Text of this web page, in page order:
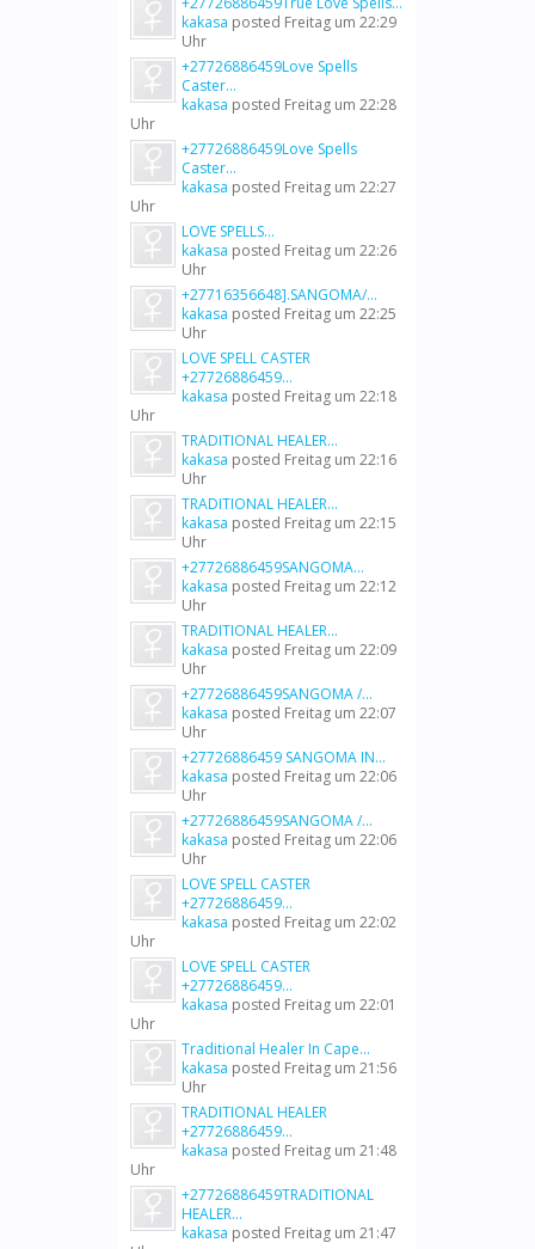
kakasa posted Freitag um 22:29
Uhr
+27726886459Love Spells
Caster...
kakasa posted Freitag um 22:28
Uhr
+27726886459Love Spells
Caster...
kakasa posted Freitag um 22:27
Uhr
LOVE SPELLS...
kakasa posted Freitag um 22:26
Uhr
+27716356648].SANGOMA/...
kakasa posted Freitag um 22:25
Uhr
LOVE SPELL CASTER
+27726886459...
kakasa posted Freitag um 22:18
Uhr
TRADITIONAL HEALER...
kakasa posted Freitag um 22:16
Uhr
TRADITIONAL HEALER...
kakasa posted Freitag um 22:15
Uhr
+27726886459SANGOMA...
kakasa posted Freitag um 22:12
Uhr
TRADITIONAL HEALER...
kakasa posted Freitag um 22:09
Uhr
+27726886459SANGOMA /...
kakasa posted Freitag um 22:07
Uhr
+27726886459 SANGOMA IN...
kakasa posted Freitag um 22:06
Uhr
+27726886459SANGOMA /...
kakasa posted Freitag um 22:06
Uhr
LOVE SPELL CASTER
+27726886459...
kakasa posted Freitag um 22:02
Uhr
LOVE SPELL CASTER
+27726886459...
kakasa posted Freitag um 22:01
Uhr
Traditional Healer In Cape...
kakasa posted Freitag um 21:56
Uhr
TRADITIONAL HEALER
+27726886459...
kakasa posted Freitag um 21:48
Uhr
+27726886459TRADITIONAL
HEALER...
kakasa posted Freitag um 21:47